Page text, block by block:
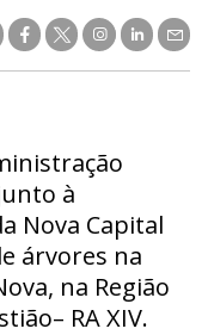
à
Nova Capital
árvores na
na Região
RA XIV.